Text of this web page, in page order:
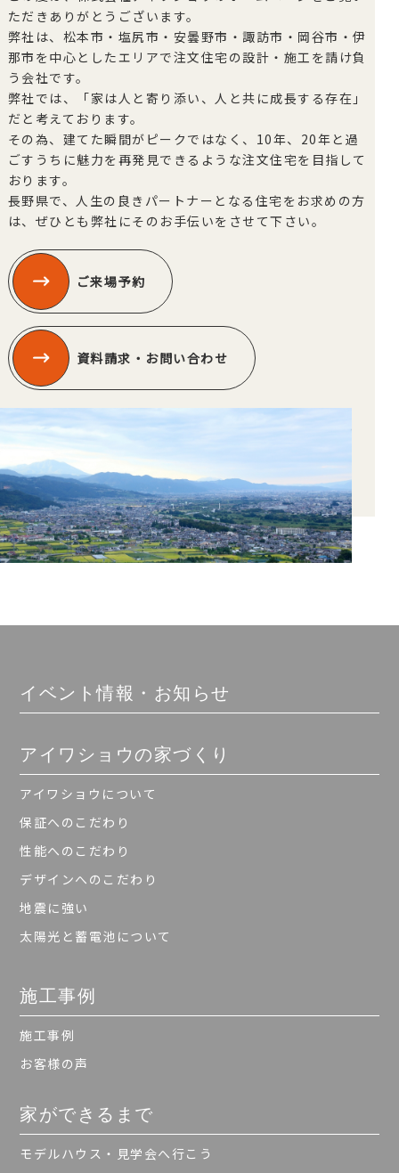
ただきありがとうございます。
弊社は、松本市・塩尻市・安曇野市・諏訪市・岡谷市・伊
那市を中心としたエリアで注文住宅の設計・施工を請け負
う会社です。
弊社では、「家は人と寄り添い、人と共に成長する存在」
だと考えております。
その為、建てた瞬間がピークではなく、10年、20年と過
ごすうちに魅力を再発見できるような注文住宅を目指して
おります。
長野県で、人生の良きパートナーとなる住宅をお求めの方
は、ぜひとも弊社にそのお手伝いをさせて下さい。
ご来場予約
資料請求・お問い合わせ
イベント情報・お知らせ
アイワショウの家づくり
アイワショウについて
保証へのこだわり
性能へのこだわり
デザインへのこだわり
地震に強い
太陽光と蓄電池について
施工事例
施工事例
お客様の声
家ができるまで
モデルハウス・見学会へ行こう